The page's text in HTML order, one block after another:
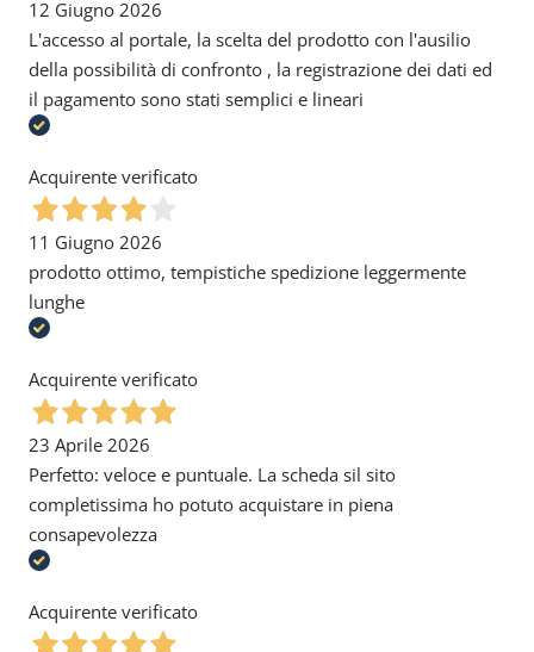
12 Giugno 2026
L'accesso al portale, la scelta del prodotto con l'ausilio
della possibilità di confronto , la registrazione dei dati ed
il pagamento sono stati semplici e lineari
Acquirente verificato
11 Giugno 2026
prodotto ottimo, tempistiche spedizione leggermente
lunghe
Acquirente verificato
23 Aprile 2026
Perfetto: veloce e puntuale. La scheda sil sito
completissima ho potuto acquistare in piena
consapevolezza
Acquirente verificato